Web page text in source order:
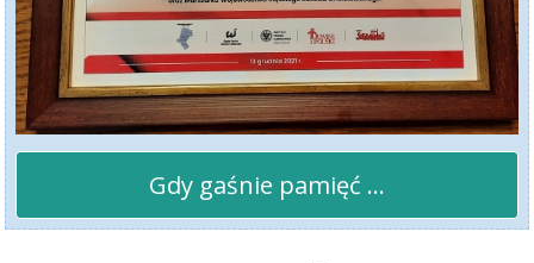
Gdy gaśnie pamięć ...